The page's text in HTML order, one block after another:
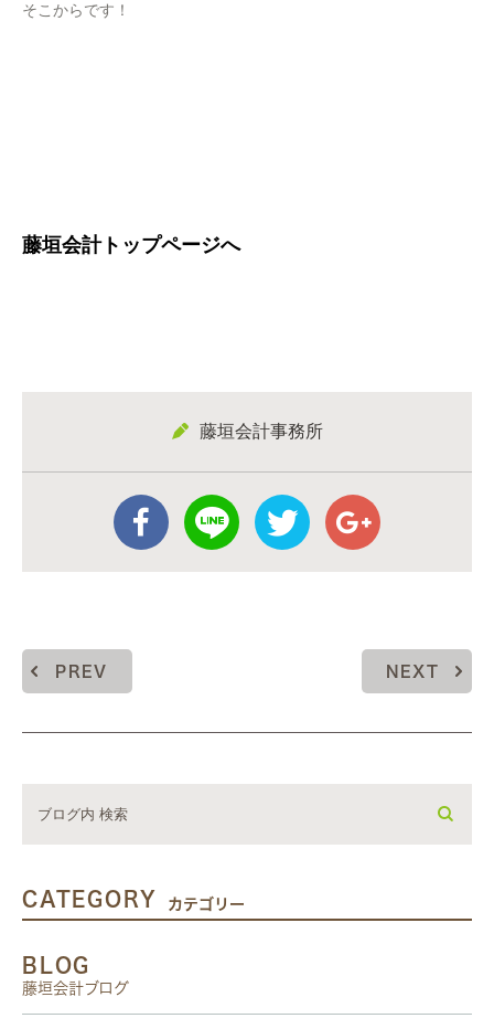
そこからです！
藤垣会計トップページへ
藤垣会計事務所
PREV NEXT
CATEGORY カテゴリー
BLOG
藤垣会計ブログ